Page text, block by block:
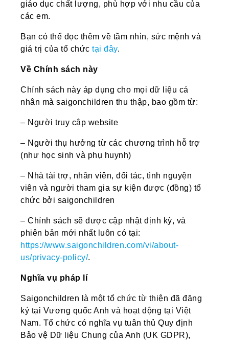
giáo dục chất lượng, phù hợp với nhu cầu của
các em.
Bạn có thể đọc thêm về tầm nhìn, sức mệnh và
giá trị của tổ chức tại đây.
Về Chính sách này
Chính sách này áp dụng cho mọi dữ liệu cá
nhân mà saigonchildren thu thập, bao gồm từ:
– Người truy cập website
– Người thụ hưởng từ các chương trình hỗ trợ
(như học sinh và phụ huynh)
– Nhà tài trợ, nhân viên, đối tác, tình nguyện
viên và người tham gia sự kiện được (đồng) tổ
chức bởi saigonchildren
– Chính sách sẽ được cập nhật định kỳ, và
phiên bản mới nhất luôn có tại:
https://www.saigonchildren.com/vi/about-
us/privacy-policy/.
Nghĩa vụ pháp lí
Saigonchildren là một tổ chức từ thiện đã đăng
ký tại Vương quốc Anh và hoạt động tại Việt
Nam. Tổ chức có nghĩa vụ tuân thủ Quy định
Bảo vệ Dữ liệu Chung của Anh (UK GDPR),